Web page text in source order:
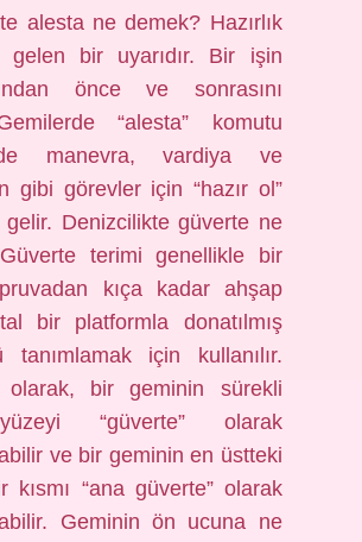
alesta ne demek? Hazırlık
gelen bir uyarıdır. Bir işin
önce ve sonrasını
“alesta” komutu
manevra, vardiya ve
gibi görevler için “hazır ol”
gelir. Denizcilikte güverte ne
terimi genellikle bir
kıça kadar ahşap
bir platformla donatılmış
tanımlamak için kullanılır.
olarak, bir geminin sürekli
“güverte” olarak
ve bir geminin en üstteki
kısmı “ana güverte” olarak
Geminin ön ucuna ne